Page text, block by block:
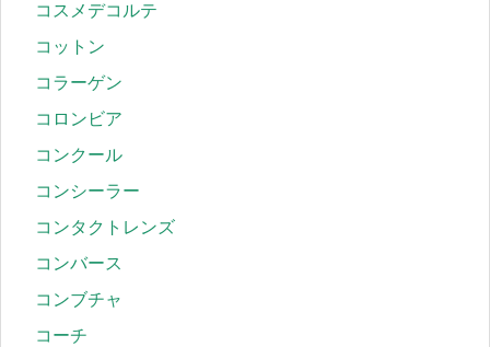
コスメデコルテ
コットン
コラーゲン
コロンビア
コンクール
コンシーラー
コンタクトレンズ
コンバース
コンブチャ
コーチ